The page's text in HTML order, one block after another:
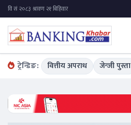
ट्रेन्डिङ: वित्तीय अपराध जेन्जी पुस्ता